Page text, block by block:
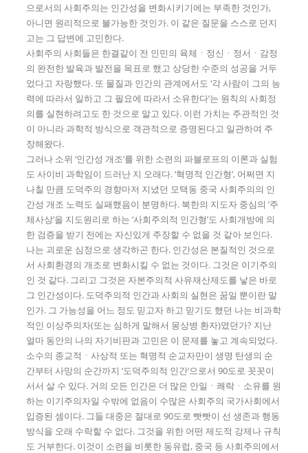
으로서의 사회주의는 인간성을 변화시키기에는 부족한 것인가,
아니면 원리적으로 불가능한 것인가. 이 같은 질문을 스스로 던지
고는 그 답변에 고민한다.
사회주의 사회들은 한결같이 전 인민의 육체ㆍ정신ㆍ정서ㆍ감정
의 완전한 발육과 발전을 목표로 했고 상당한 수준의 성공을 거두
었다고 자랑했다. 또 물질과 인간의 관계에서도 ‘각 사람이 그의 능
력에 따라서 일하고 그 필요에 따라서 소유한다’는 원칙의 사회정
의를 실현하려고도 한 것으로 알고 있다. 이런 가치는 주관적인 것
이 아니라 과학적 방식으로 객관적으로 증명된다고 일관하여 주
장해왔다.
그러나 소위 ‘인간성 개조’를 위한 소련의 파블로프의 이론과 실험
도 사이비 과학임이 드러난 지 오래다. ‘혁명적 인간형’, 어쩌면 지
나칠 만큼 도덕주의 경향마저 지녔던 모택동 중국 사회주의의 인
간성 개조 노력도 실패했음이 분명하다. 북한의 지도자 중심의 ‘주
체사상’을 지도원리로 하는 ‘사회주의적 인간형’도 사회개방에 의
한 검증을 받기 전에는 자신있게 주장할 수 없을 것 같아 보인다.
나는 괴로운 심정으로 생각하곤 한다. 인간성은 본질적인 것으로
서 사회환경의 개조로 변화시킬 수 없는 것이다. 그것은 이기주의
인 것 같다. 그리고 그것은 자본주의적 사유재산제도를 낳은 바로
그 인간성이다. 도덕주의적 인간과 사회의 실현은 꿈일 뿐이란 말
인가. 그 가능성을 어느 정도 믿고자 하고 믿기도 했던 나는 비과학
적인 이상주의자(또는 심하게 말해서 몽상병 환자)였던가? 지난
얼마 동안의 나의 자기비판과 고민은 이 문제를 놓고 계속되었다.
소수의 종교적ㆍ사상적 또는 혁명적 순교자만이 생명 탄생의 순
간부터 사망의 순간까지 ‘도덕주의적 인간’으로서 90도로 꼿꼿이
서서 살 수 있다. 거의 모든 인간은 더 많은 안일ㆍ쾌락ㆍ소유를 원
하는 이기주의자일 수밖에 없음이 수많은 사회주의 국가사회에서
입증된 셈이다. 그들 대중은 절대로 90도로 빳빳이 선 생존과 행동
방식을 오래 수락할 수 없다. 그것을 위한 어떤 제도적 강제나 규칙
도 거부한다. 이것이 소련을 비롯한 동유럽, 중국 등 사회주의에서